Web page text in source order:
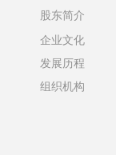
企业文化
发展历程
组织机构
股东简介